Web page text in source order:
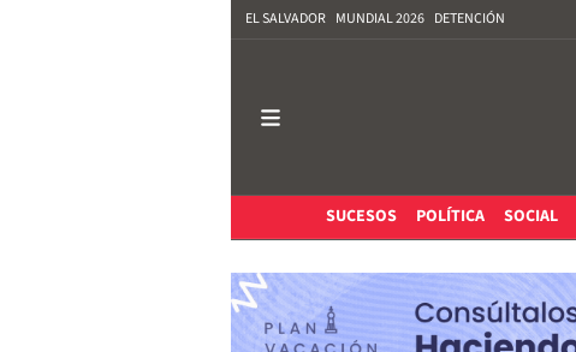
EL SALVADOR MUNDIAL 2026 DETENCIÓN
SUCESOS
POLÍTICA SOCIAL